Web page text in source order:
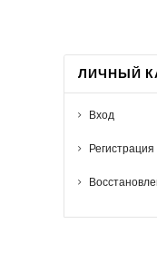
ЛИЧНЫЙ
Вход
Регистрация